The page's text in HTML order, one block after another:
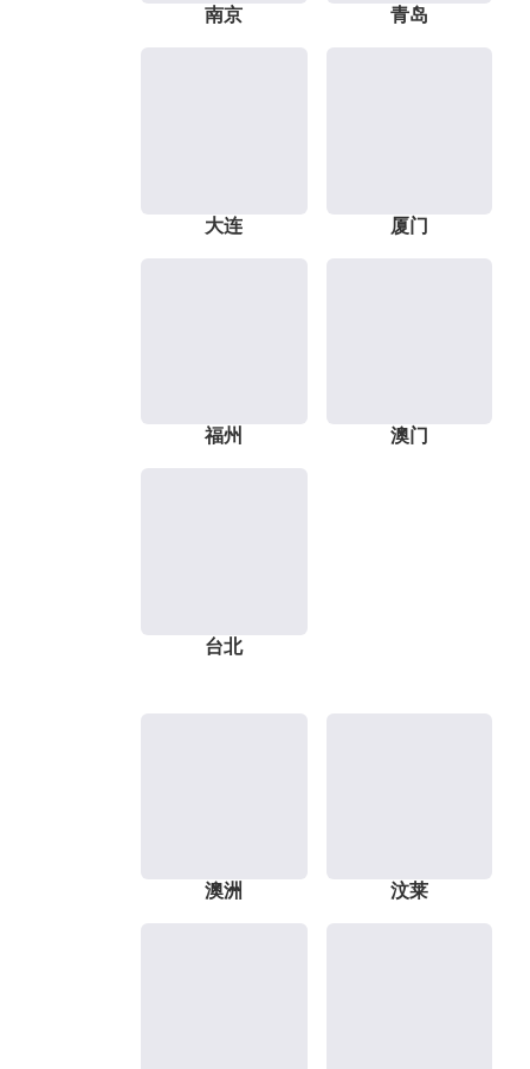
南京 青岛
大连 厦门
福州 澳门
台北
澳洲 汶莱